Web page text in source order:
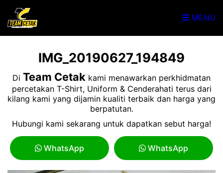
MENU
IMG_20190627_194849
Di Team Cetak kami menawarkan perkhidmatan
percetakan T-Shirt, Uniform & Cenderahati terus dari
kilang kami yang dijamin kualiti terbaik dan harga yang
berpatutan.
Hubungi kami sekarang untuk dapatkan sebut harga!
WhatsApp WhatsApp